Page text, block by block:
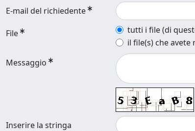
E-mail del richiedente
File
tutti i file (di
il file(s) che avete
Messaggio
Inserire la stringa